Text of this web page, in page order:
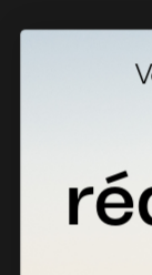
Fiches Techniques
Où acheter